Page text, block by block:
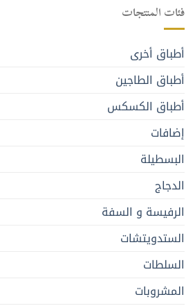
فئات المنتجات
أطباق أخرى
أطباق الطاجين
أطباق الكسكس
إضافات
البسطيلة
الدجاج
الرفيسة و السفة
الستدويتشات
السلطات
المشروبات